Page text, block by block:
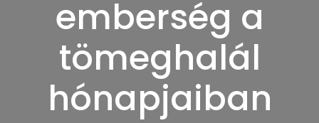
emberség a
tömeghalál
hónapjaiban